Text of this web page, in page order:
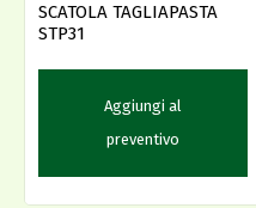
SCATOLA TAGLIAPASTA
STP31
Aggiungi al
preventivo